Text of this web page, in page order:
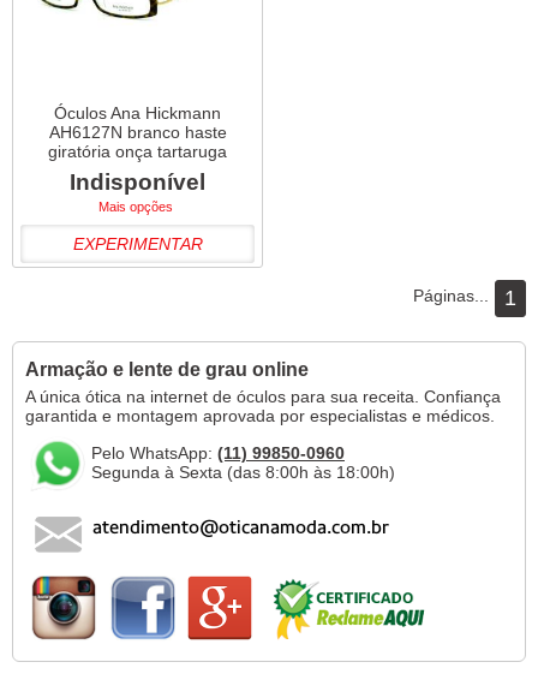
Óculos Ana Hickmann
AH6127N branco haste
giratória onça tartaruga
Indisponível
Mais opções
EXPERIMENTAR
Páginas... 1
Armação e lente de grau online
A única ótica na internet de óculos para sua receita. Confiança
garantida e montagem aprovada por especialistas e médicos.
Pelo WhatsApp: (11) 99850-0960
Segunda à Sexta (das 8:00h às 18:00h)